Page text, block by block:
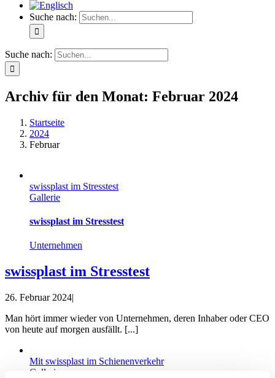
Suche nach:
Suche nach:
Archiv für den Monat: Februar 2024
Startseite
2024
Februar
swissplast im Stresstest
Gallerie
swissplast im Stresstest
Unternehmen
swissplast im Stresstest
26. Februar 2024|
Man hört immer wieder von Unternehmen, deren Inhaber oder CEO
von heute auf morgen ausfällt. [...]
Mit swissplast im Schienenverkehr
Gallerie